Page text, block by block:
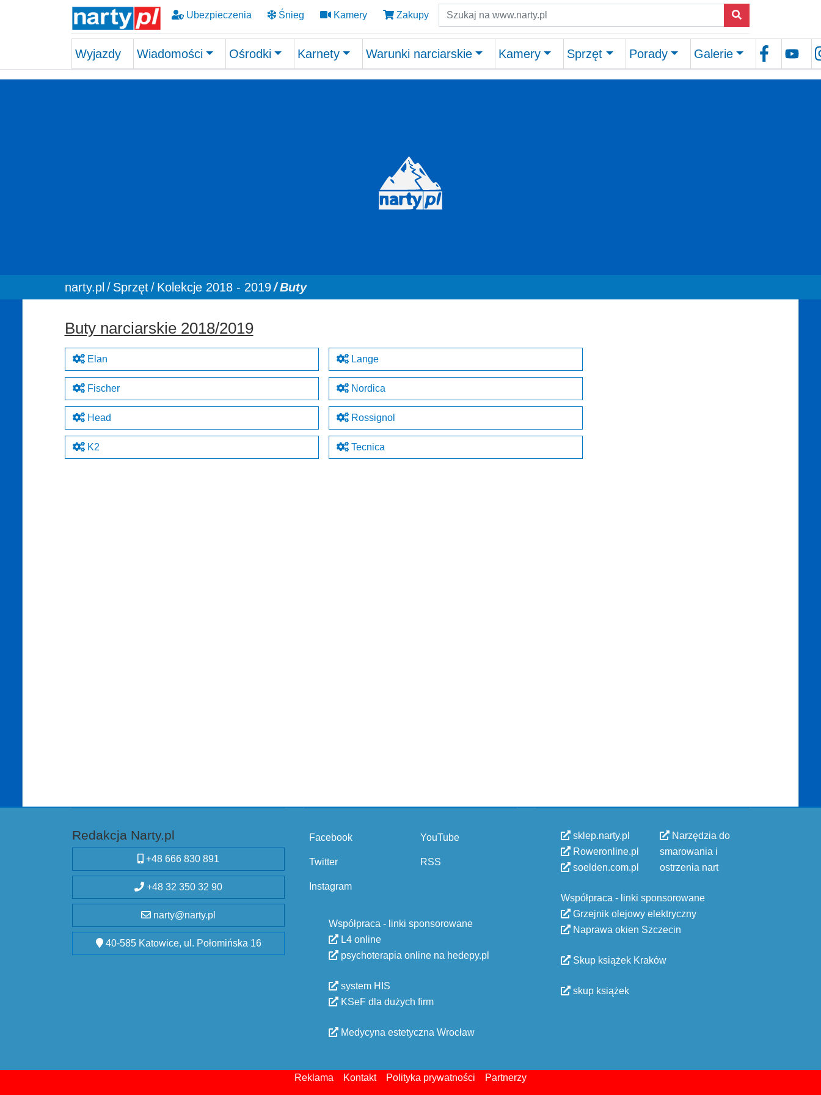
Ubezpieczenia Śnieg Kamery Zakupy Szukaj
Wyjazdy Wiadomości Ośrodki Karnety Warunki narciarskie Kamery Sprzęt Porady Galerie
You are here:
narty.pl Sprzęt Kolekcje 2018 - 2019 Buty
Buty narciarskie 2018/2019
Elan
Fischer
Head
K2
Lange
Nordica
Rossignol
Tecnica
Redakcja Narty.pl
+48 666 830 891
+48 32 350 32 90
narty@narty.pl
40-585 Katowice, ul. Połomińska 16
Facebook
Twitter
Instagram
YouTube
RSS
Współpraca - linki sponsorowane
L4 online
psychoterapia online na hedepy.pl
system HIS
KSeF dla dużych firm
Medycyna estetyczna Wrocław
sklep.narty.pl
Roweronline.pl
soelden.com.pl
Narzędzia do
smarowania i
ostrzenia nart
Współpraca - linki sponsorowane
Grzejnik olejowy elektryczny
Naprawa okien Szczecin
Skup książek Kraków
skup książek
Reklama Kontakt Polityka prywatności Partnerzy